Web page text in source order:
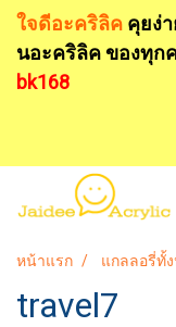
ใจดีอะคริลิค คุยง่
นอะคริลิค ของทุก
bk168
หน้าแรก แกลลอรี่ทั้
travel7